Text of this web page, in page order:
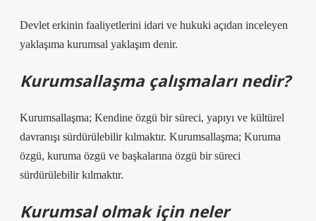
Devlet erkinin faaliyetlerini idari ve hukuki açıdan inceleyen
yaklaşıma kurumsal yaklaşım denir.
Kurumsallaşma çalışmaları nedir?
Kurumsallaşma; Kendine özgü bir süreci, yapıyı ve kültürel
davranışı sürdürülebilir kılmaktır. Kurumsallaşma; Kuruma
özgü, kuruma özgü ve başkalarına özgü bir süreci
sürdürülebilir kılmaktır.
Kurumsal olmak için neler